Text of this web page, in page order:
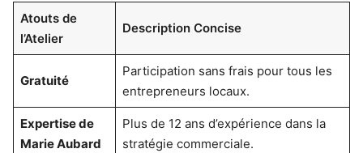
Atouts de
l’Atelier
Description Concise
Gratuité
Participation sans frais pour tous les
entrepreneurs locaux.
Expertise de
Marie Aubard
Plus de 12 ans d’expérience dans la
stratégie commerciale.